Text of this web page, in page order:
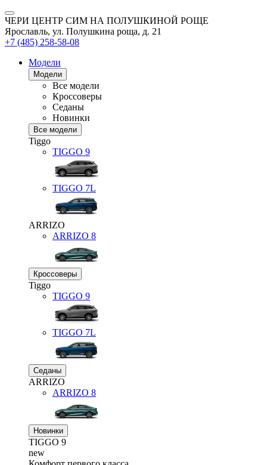
ЧЕРИ ЦЕНТР СИМ НА ПОЛУШКИНОЙ РОЩЕ
Ярославль, ул. Полушкина роща, д. 21
+7 (485) 258-58-08
Модели
Модели
Все модели
Кроссоверы
Седаны
Новинки
Все модели
Tiggo
TIGGO 9
TIGGO 7L
ARRIZO
ARRIZO 8
Кроссоверы
Tiggo
TIGGO 9
TIGGO 7L
Седаны
ARRIZO
ARRIZO 8
Новинки
TIGGO 9
new